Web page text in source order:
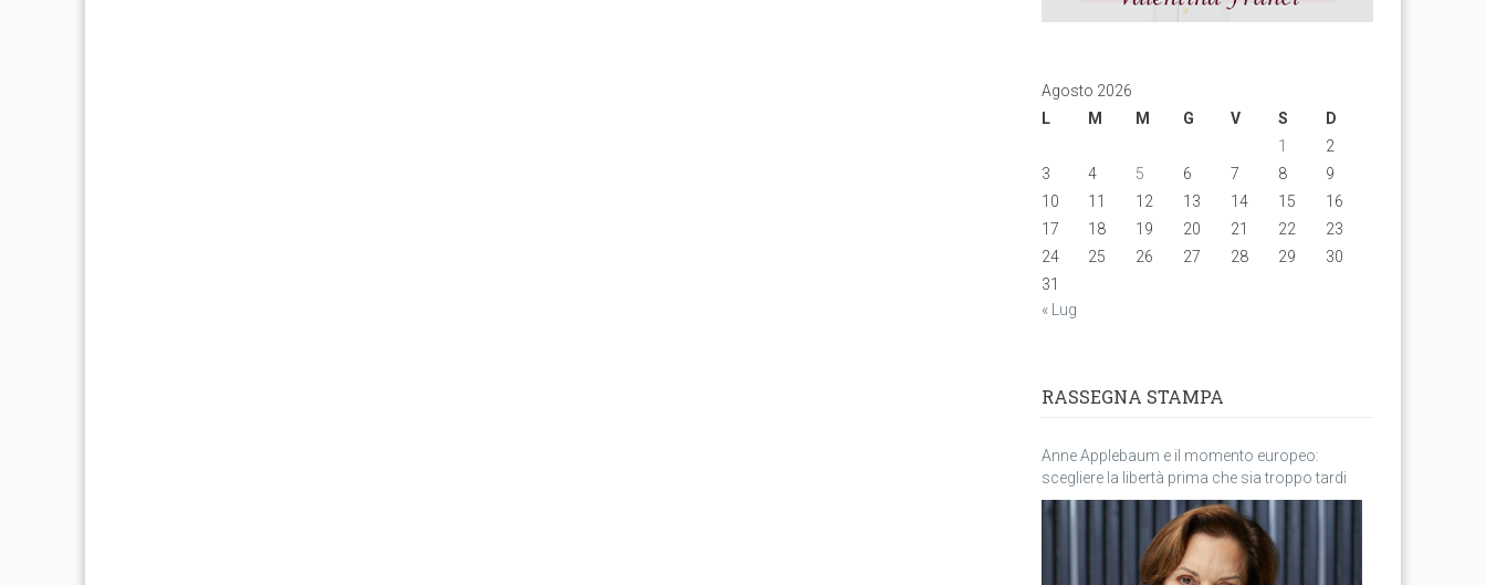
Agosto 2026
L
M M G V S
D
1
2
3
4 5 6 7 8
9
10
11 12 13 14 15
16
17
18 19 20 21 22
23
24
25 26 27 28 29
30
31
« Lug
RASSEGNA STAMPA
Anne Applebaum e il momento europeo:
scegliere la libertà prima che sia troppo tardi